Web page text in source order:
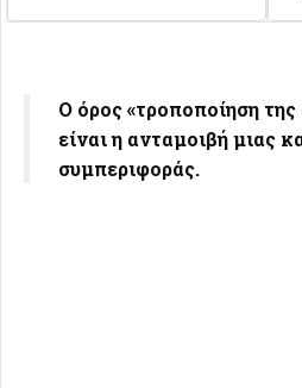
Ο όρος «τροποποίηση
είναι η ανταμοιβή μιας
συμπεριφοράς.